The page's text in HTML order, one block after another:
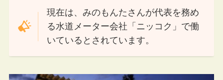
現在は、みのもんたさんが代表を務め
る水道メーター会社「ニッコク」で働
いているとされています​。